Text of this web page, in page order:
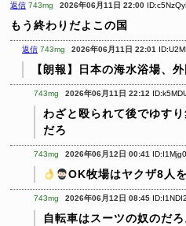
返信 743mg 2026年06月11日 22:00
もう終わりだよこの国
返信 743mg 2026年06月11日 22:01
【朗報】日本の海水浴場、
743mg 2026年06月11日 22:12
わざと殴られて後でゆす
だろ
743mg 2026年06月12日 00:41
OK牧場はヤクザ8人
743mg 2026年06月12日 08:45
自転車はスーツの奴のだ